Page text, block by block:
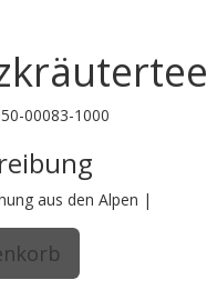
00083-1000
aus den Alpen |